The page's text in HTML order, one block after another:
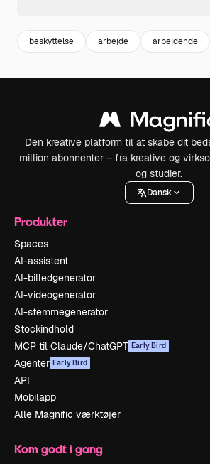
beskyttelse arbejde arbejdende
Den kreative platform til at skabe dit
million abonnenter – fra kreative og
og studier.
Dansk
Produkter
Spaces
AI-assistent
AI-billedgenerator
AI-videogenerator
AI-stemmegenerator
Stockindhold
MCP til Claude/ChatGPT Early Bird
Agenter Early Bird
API
Mobilapp
Alle Magnific værktøjer
Kom godt i gang